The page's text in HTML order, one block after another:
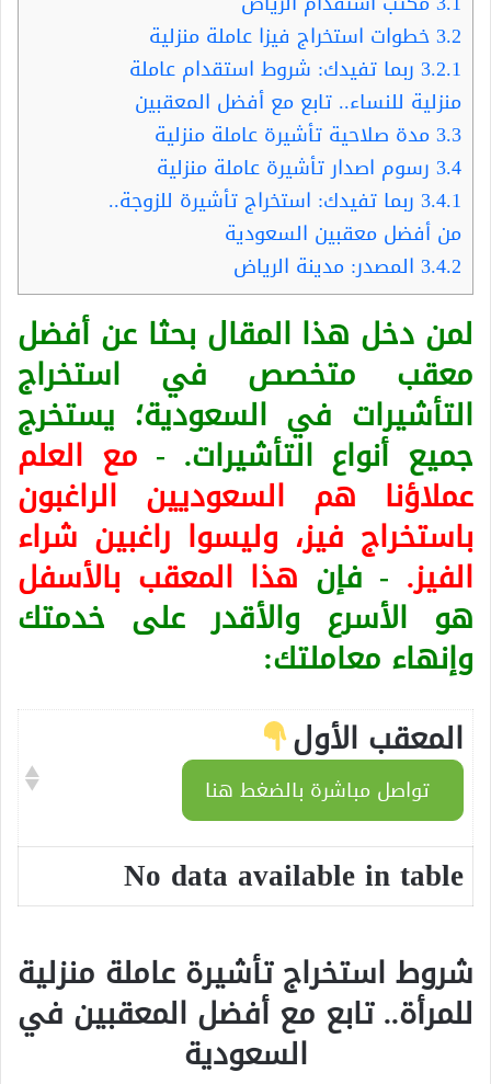
3.2خطوات استخراج فيزا عاملة منزلية
3.2.1 ربما تفيدك: شروط استقدام عاملة
منزلية للنساء.. تابع مع أفضل المعقبين
3.3مدة صلاحية تأشيرة عاملة منزلية
3.4 رسوم اصدار تأشيرة عاملة منزلية
3.4.1 ربما تفيدك: استخراج تأشيرة للزوجة..
من أفضل معقبين السعودية
3.4.2 المصدر: مدينة الرياض
لمن دخل هذا المقال بحثا عن أفضل
معقب متخصص في استخراج
التأشيرات في السعودية؛ يستخرج
جميع أنواع التأشيرات. - مع العلم
عملاؤنا هم السعوديين الراغبون
باستخراج فيز، وليسوا راغبين شراء
الفيز. - فإن هذا المعقب بالأسفل
هو الأسرع والأقدر على خدمتك
وإنهاء معاملتك:
المعقب الأول
تواصل مباشرة بالضغط هنا
No data available in table
شروط استخراج تأشيرة عاملة منزلية
للمرأة.. تابع مع أفضل المعقبين في
السعودية